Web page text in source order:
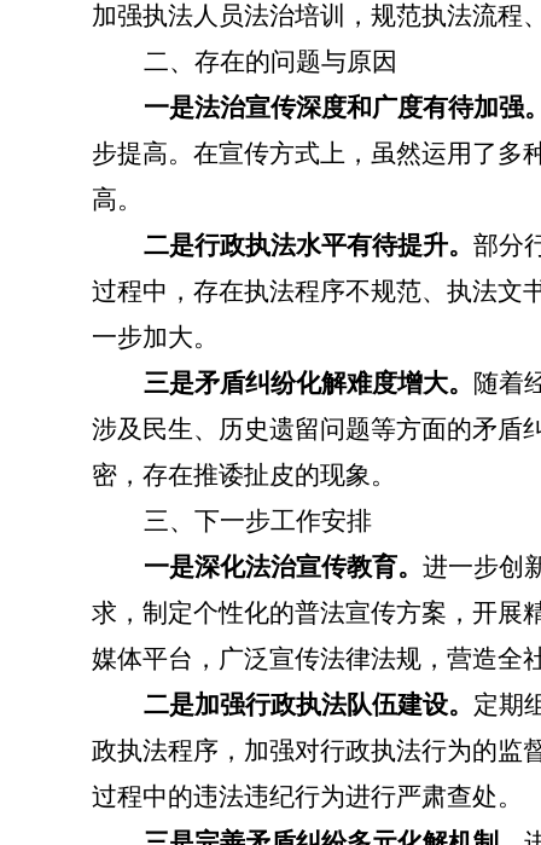
加强执法人员法治培训，规范执法流程
二、存在的问题与原因
一是法治宣传深度和广度有待加强
步提高。在宣传方式上，虽然运用了多
高。
二是行政执法水平有待提升。 部分
过程中，存在执法程序不规范、执法文
一步加大。
三是矛盾纠纷化解难度增大。 随着
涉及民生、历史遗留问题等方面的矛盾
密，存在推诿扯皮的现象。
三、下一步工作安排
一是深化法治宣传教育。 进一步创
求，制定个性化的普法宣传方案，开展
媒体平台，广泛宣传法律法规，营造全
二是加强行政执法队伍建设。 定期
政执法程序，加强对行政执法行为的监
过程中的违法违纪行为进行严肃查处。